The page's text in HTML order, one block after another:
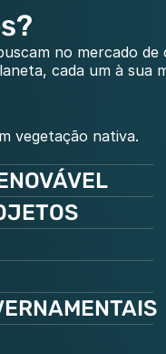
no mercado de
cada um à sua
vegetação nativa.